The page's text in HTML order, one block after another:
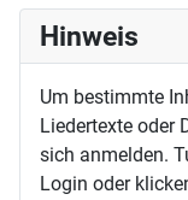
Hinweis
Um bestimmte
Liedertexte oder
sich anmelden.
Login oder